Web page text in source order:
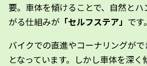
要。車体を傾けることで、自然と
がる仕組みが 「セルフステア」 です。
バイクでの直進やコーナリングが
となっています。しかし車体を深く